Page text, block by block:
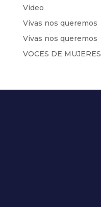
Video
Vivas nos queremos
Vivas nos queremos
VOCES DE MUJERES